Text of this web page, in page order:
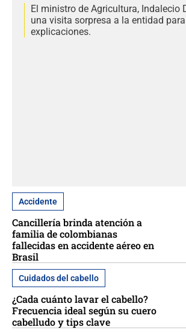
El ministro de Agricultura, Indalecio
una visita sorpresa a la entidad
explicaciones.
Accidente
Cancillería brinda atención a
familia de colombianas
fallecidas en accidente aéreo en
Brasil
Cuidados del cabello
¿Cada cuánto lavar el cabello?
Frecuencia ideal según su cuero
cabelludo y tips clave